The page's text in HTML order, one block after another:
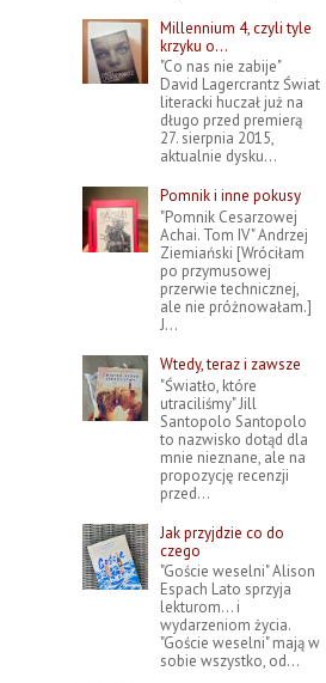
Millennium 4, czyli tyle
krzyku o...
"Co nas nie zabije"
David Lagercrantz Świat
literacki huczał już na
długo przed premierą
27. sierpnia 2015,
aktualnie dysku...
Pomnik i inne pokusy
"Pomnik Cesarzowej
Achai. Tom IV" Andrzej
Ziemiański [Wróciłam
po przymusowej
przerwie technicznej,
ale nie próżnowałam.]
J...
Wtedy, teraz i zawsze
"Światło, które
utraciliśmy" Jill
Santopolo Santopolo
to nazwisko dotąd dla
mnie nieznane, ale na
propozycję recenzji
przed...
Jak przyjdzie co do
czego
"Goście weselni" Alison
Espach Lato sprzyja
lekturom... i
wydarzeniom życia.
"Goście weselni" mają w
sobie wszystko, od...